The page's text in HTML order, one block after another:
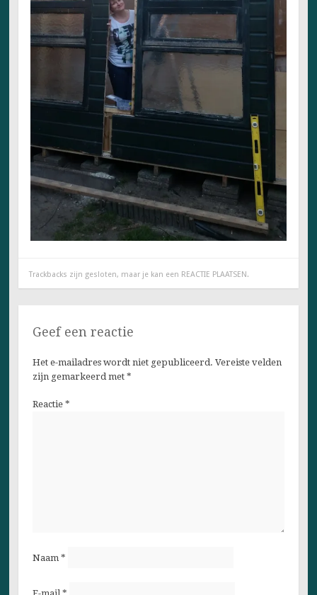
Trackbacks zijn gesloten, maar je kan een REACTIE PLAATSEN .
Geef een reactie
Het e-mailadres wordt niet gepubliceerd. Vereiste velden
zijn gemarkeerd met *
Reactie *
Naam *